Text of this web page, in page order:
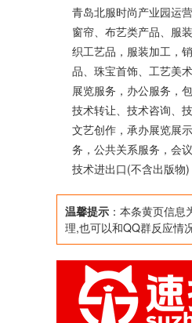
务，办公服
技术推广服
室内装饰、
作，承办展
含医用软件)
艺术交流活
进出口(不含
经相关部门
青岛北服时尚产业园运
窗帘、布艺类产品、服
织工艺品，服装加工，
品、珠宝首饰、工艺美
展览服务，办公服务，
技术转让、技术咨询、
文艺创作，承办展览展
务，公共关系服务，会
技术进出口(不含出版物
温馨提示 ：本条黄页信
理,也可以和QQ群反应情